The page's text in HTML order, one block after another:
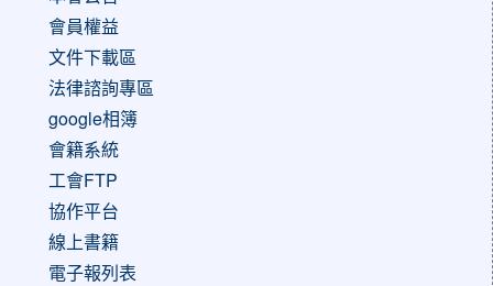
會員權益
文件下載區
法律諮詢專區
google相簿
會籍系統
工會FTP
協作平台
線上書籍
電子報列表